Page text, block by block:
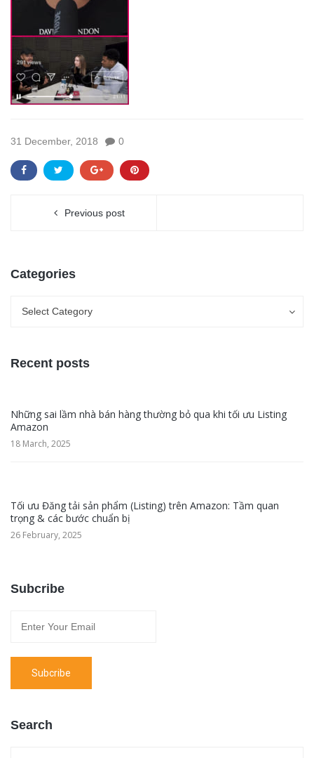
31 December, 2018 0
Previous post
Categories
Select Category
Recent posts
Những sai lầm nhà bán hàng thường bỏ qua khi tối ưu Listing
Amazon
18 March, 2025
Tối ưu Đăng tải sản phẩm (Listing) trên Amazon: Tầm quan
trọng & các bước chuẩn bị
26 February, 2025
Subcribe
Search